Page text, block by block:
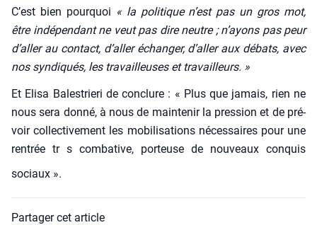
C’est bien pour­quoi « la poli­tique n’est pas un gros mot,
être indé­pen­dant ne veut pas dire neutre ; n’ayons pas peur
d’aller au contact, d’aller échan­ger, d’aller aux débats, avec
nos syn­di­qués, les tra­vailleuses et tra­vailleurs. »
Et Eli­sa Bales­trie­ri de conclure : « Plus que jamais, rien ne
nous sera don­né, à nous de main­te­nir la pres­sion et de pré­
voir col­lec­ti­ve­ment les mobi­li­sa­tions néces­saires pour une
ren­trée tr s com­ba­tive, por­teuse de nou­veaux conquis
sociaux ».
Partager cet article